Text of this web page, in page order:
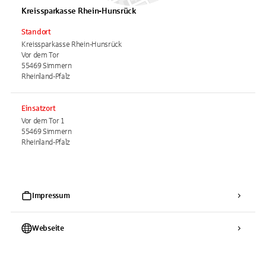
Kreissparkasse Rhein-Hunsrück
Standort
Kreissparkasse Rhein-Hunsrück
Vor dem Tor
55469 Simmern
Rheinland-Pfalz
Einsatzort
Vor dem Tor 1
55469 Simmern
Rheinland-Pfalz
Impressum
Webseite